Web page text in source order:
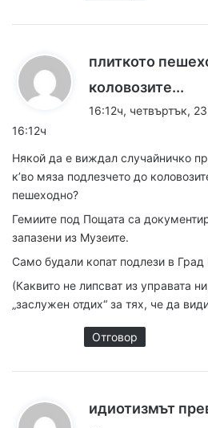
плиткото
коловозите...
:
16:12ч, четвъртък,
16:12ч
Някой да е виждал случайничко
к’во мяза подлезчето до
пешеходно?
Гемиите под Пощата са
запазени из Музеите.
Само будали копат подлези в Град
(Каквито не липсват из управата
„заслужен отдих“ за тях, че да
Отговор
идиотизмът